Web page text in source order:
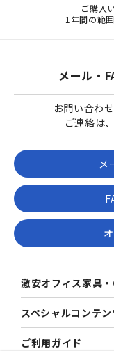
ご購入
1年間の範
メール・
お問い合わ
ご連絡は
メ
激安オフィス家具
スペシャルコンテン
ご利用ガイド